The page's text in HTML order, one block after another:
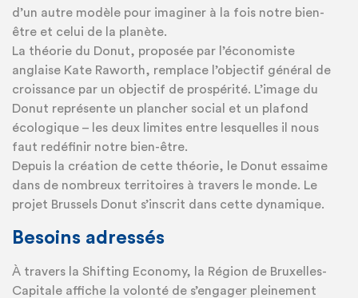
d’un autre modèle pour imaginer à la fois notre bien-
être et celui de la planète.
La théorie du Donut, proposée par l’économiste
anglaise Kate Raworth, remplace l’objectif général de
croissance par un objectif de prospérité. L’image du
Donut représente un plancher social et un plafond
écologique – les deux limites entre lesquelles il nous
faut redéfinir notre bien-être.
Depuis la création de cette théorie, le Donut essaime
dans de nombreux territoires à travers le monde. Le
projet Brussels Donut s’inscrit dans cette dynamique.
Besoins adressés
À travers la Shifting Economy, la Région de Bruxelles-
Capitale affiche la volonté de s’engager pleinement